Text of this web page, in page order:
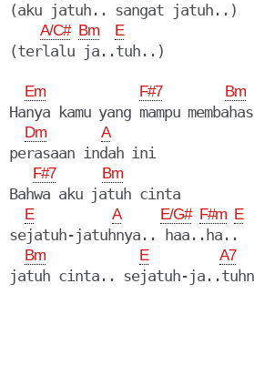
(aku jatuh.. sangat jatuh..)
A/C# Bm E
(terlalu ja..tuh..)
Em F#7 Bm
Hanya kamu yang mampu
Dm A
perasaan indah ini
F#7 Bm
Bahwa aku jatuh cinta
E A E/G# F#m E
sejatuh-jatuhnya.. haa..ha..
Bm E A7